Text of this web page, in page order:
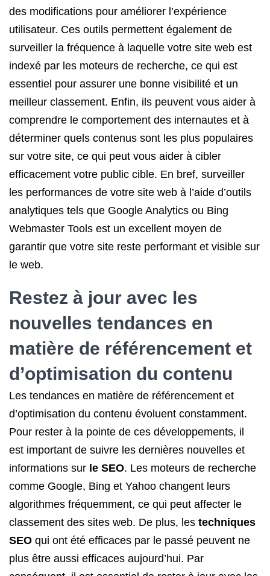
des modifications pour améliorer l’expérience
utilisateur. Ces outils permettent également de
surveiller la fréquence à laquelle votre site web est
indexé par les moteurs de recherche, ce qui est
essentiel pour assurer une bonne visibilité et un
meilleur classement. Enfin, ils peuvent vous aider à
comprendre le comportement des internautes et à
déterminer quels contenus sont les plus populaires
sur votre site, ce qui peut vous aider à cibler
efficacement votre public cible. En bref, surveiller
les performances de votre site web à l’aide d’outils
analytiques tels que Google Analytics ou Bing
Webmaster Tools est un excellent moyen de
garantir que votre site reste performant et visible sur
le web.
Restez à jour avec les
nouvelles tendances en
matière de référencement et
d’optimisation du contenu
Les tendances en matière de référencement et
d’optimisation du contenu évoluent constamment.
Pour rester à la pointe de ces développements, il
est important de suivre les dernières nouvelles et
informations sur le SEO. Les moteurs de recherche
comme Google, Bing et Yahoo changent leurs
algorithmes fréquemment, ce qui peut affecter le
classement des sites web. De plus, les techniques
SEO qui ont été efficaces par le passé peuvent ne
plus être aussi efficaces aujourd’hui. Par